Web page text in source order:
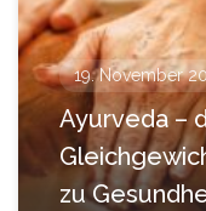
19. November
Ayurveda –
zu